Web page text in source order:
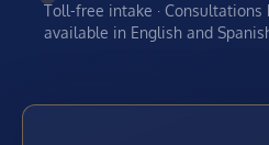
Toll-free intake · Consultations
available in English and